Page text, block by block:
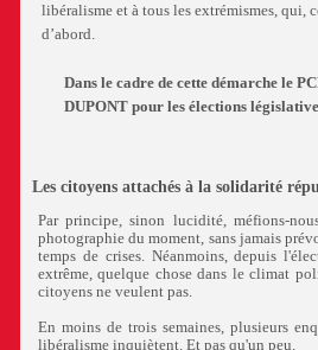
libéralisme et à tous les extrémismes, qui,
d’abord.
Dans le cadre de cette démarche le
DUPONT pour les élections
Les citoyens attachés à la solidarité
Par principe, sinon lucidité, méfions-
photographie du moment, sans jamais
temps de crises. Néanmoins, depuis
extrême, quelque chose dans le climat
citoyens ne veulent pas.
En moins de trois semaines, plusieurs
libéralisme inquiètent. Et pas qu'un peu.